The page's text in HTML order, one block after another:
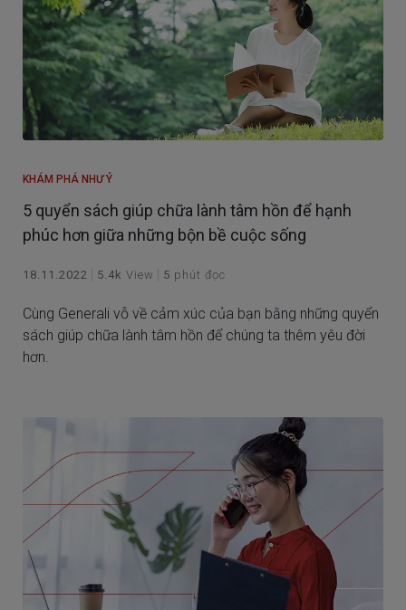
KHÁM PHÁ NHƯ Ý
5 quyển sách giúp chữa lành tâm hồn để hạnh
phúc hơn giữa những bộn bề cuộc sống
18.11.2022 5.4k View 5 phút đọc
Cùng Generali vỗ về cảm xúc của bạn bằng những quyển
sách giúp chữa lành tâm hồn để chúng ta thêm yêu đời
hơn.